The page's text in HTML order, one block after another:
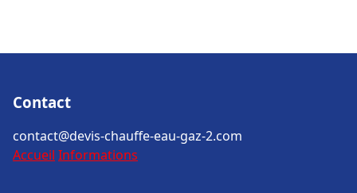
Contact
contact@devis-chauffe-eau-gaz-2.com
Accueil Informations